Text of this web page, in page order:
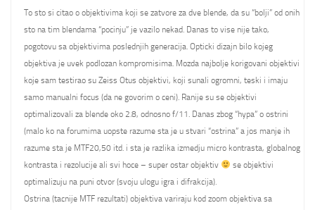
To sto si citao o objektivima koji se zatvore za dve blende, da su “bolji” od onih
sto na tim blendama “pocinju” je vazilo nekad. Danas to vise nije tako,
pogotovu sa objektivima poslednjih generacija. Opticki dizajn bilo kojeg
objektiva je uvek podlozan kompromisima. Mozda najbolje korigovani objektivi
koje sam testirao su Zeiss Otus objektivi, koji sunali ogromni, teski i imaju
samo manualni focus (da ne govorim o ceni). Ranije su se objektivi
optimalizovali za blende oko 2.8, odnosno f/11. Danas zbog “hypa” o ostrini
(malo ko na forumima uopste razume sta je u stvari “ostrina” a jos manje ih
razume sta je MTF20,50 itd. i sta je razlika izmedju micro kontrasta, globalnog
kontrasta i rezolucije ali svi hoce – super ostar objektiv
se objektivi
optimalizuju na puni otvor (svoju ulogu igra i difrakcija).
Ostrina (tacnije MTF rezultati) objektiva variraju kod zoom objektiva sa